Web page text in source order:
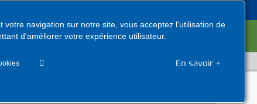
administrateur
votre navigation sur notre site, vous acceptez l'utilisation de
d'améliorer votre expérience utilisateur.
En savoir +